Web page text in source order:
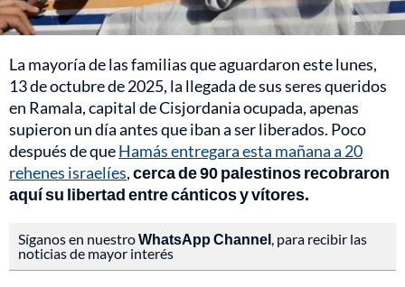
La mayoría de las familias que aguardaron este lunes,
13 de octubre de 2025, la llegada de sus seres queridos
en Ramala, capital de Cisjordania ocupada, apenas
supieron un día antes que iban a ser liberados. Poco
después de queHamás entregara esta mañana a 20
rehenes israelíes,cerca de 90 palestinos recobraron
aquí su libertad entre cánticos y vítores.
Síganos en nuestroWhatsApp Channel , para recibir las
noticias de mayor interés